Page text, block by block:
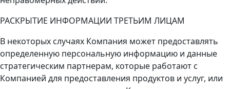
РАСКРЫТИЕ ИНФОРМАЦИИ ТРЕТЬИМ ЛИЦАМ
В некоторых случаях Компания может предоставлять
определенную персональную информацию и данные
стратегическим партнерам, которые работают с
Компанией для предоставления продуктов и услуг, или